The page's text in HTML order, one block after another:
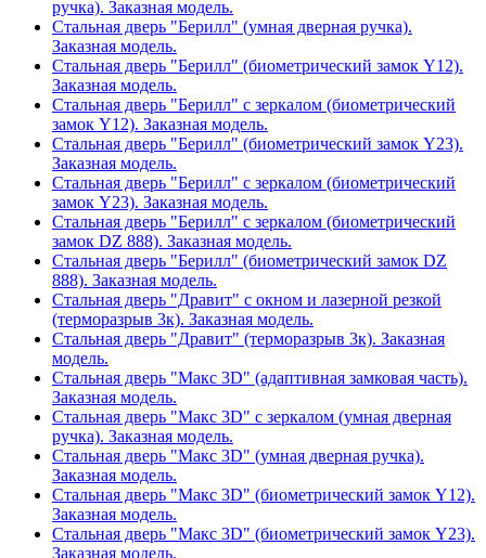
ручка). Заказная модель.
Стальная дверь "Берилл" (умная дверная ручка).
Заказная модель.
Стальная дверь "Берилл" (биометрический замок Y12).
Заказная модель.
Стальная дверь "Берилл" с зеркалом (биометрический
замок Y12). Заказная модель.
Стальная дверь "Берилл" (биометрический замок Y23).
Заказная модель.
Стальная дверь "Берилл" с зеркалом (биометрический
замок Y23). Заказная модель.
Стальная дверь "Берилл" с зеркалом (биометрический
замок DZ 888). Заказная модель.
Стальная дверь "Берилл" (биометрический замок DZ
888). Заказная модель.
Стальная дверь "Дравит" с окном и лазерной резкой
(терморазрыв 3к). Заказная модель.
Стальная дверь "Дравит" (терморазрыв 3к). Заказная
модель.
Стальная дверь "Макс 3D" (адаптивная замковая часть).
Заказная модель.
Стальная дверь "Макс 3D" с зеркалом (умная дверная
ручка). Заказная модель.
Стальная дверь "Макс 3D" (умная дверная ручка).
Заказная модель.
Стальная дверь "Макс 3D" (биометрический замок Y12).
Заказная модель.
Стальная дверь "Макс 3D" (биометрический замок Y23).
Заказная модель.